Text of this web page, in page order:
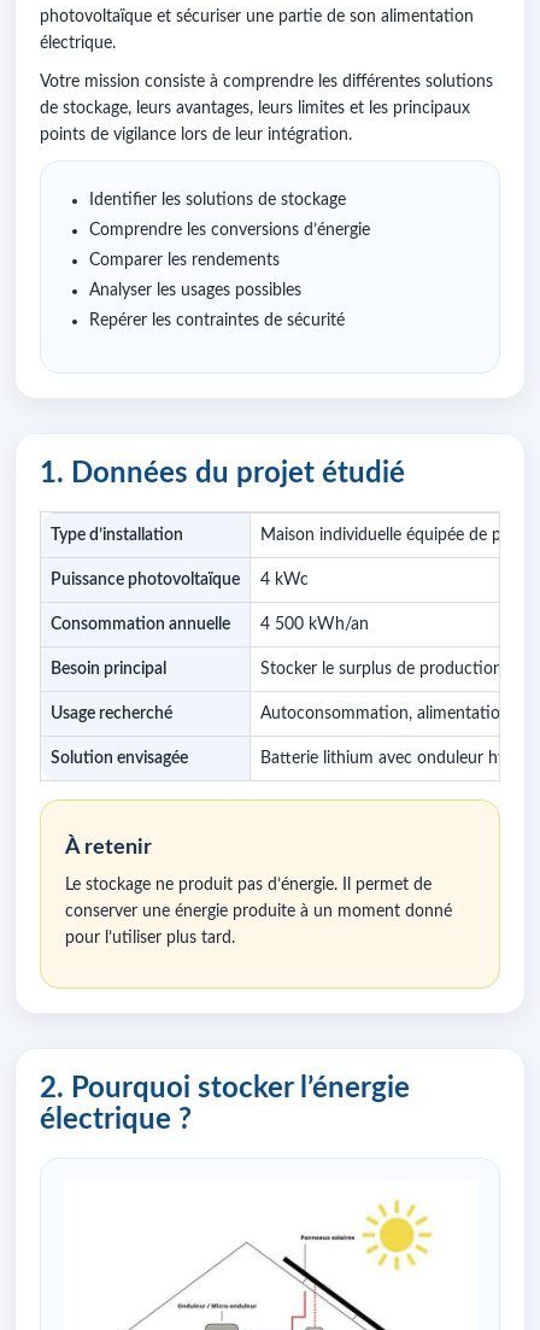
photovoltaïque et sécuriser une partie de son alimentation
électrique.
Votre mission consiste à comprendre les différentes solutions
de stockage, leurs avantages, leurs limites et les principaux
points de vigilance lors de leur intégration.
Identifier les solutions de stockage
Comprendre les conversions d’énergie
Comparer les rendements
Analyser les usages possibles
Repérer les contraintes de sécurité
1. Données du projet étudié
Type d’installation Maison individuelle équipée de
Puissance photovoltaïque 4 kWc
Consommation annuelle 4 500 kWh/an
Besoin principal Stocker le surplus de production en
Usage recherché Autoconsommation, alimentation en
Solution envisagée Batterie lithium avec onduleur
À retenir
Le stockage ne produit pas d’énergie. Il permet de
conserver une énergie produite à un moment donné
pour l’utiliser plus tard.
2. Pourquoi stocker l’énergie
électrique ?